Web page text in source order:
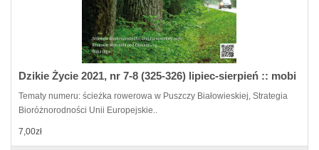
Dzikie Życie 2021, nr 7-8 (325-326) lipiec-sierpień :: mobi
Tematy numeru: ścieżka rowerowa w Puszczy Białowieskiej, Strategia
Bioróżnorodności Unii Europejskie..
7,00zł